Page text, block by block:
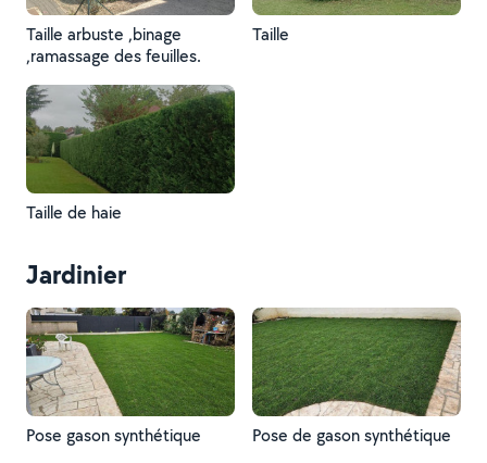
Taille arbuste ,binage
,ramassage des feuilles.
Taille
Taille de haie
Jardinier
Pose gason synthétique Pose de gason synthétique